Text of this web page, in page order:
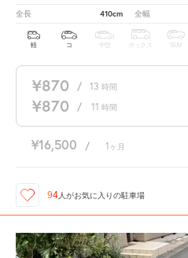
全長 410cm 全幅
軽 コ 中型 ボックス SUV
¥870 / 13 時間
¥870 / 11 時間
¥16,500 / 1 ヶ月
94人がお気に入りの駐車場